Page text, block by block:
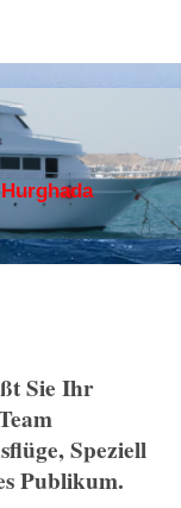
Sie Ihr
Speziell
Publikum.